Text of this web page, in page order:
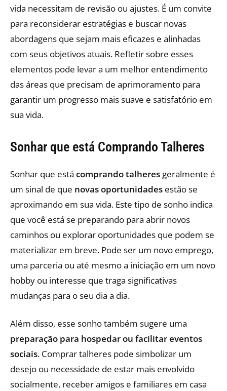
vida necessitam de revisão ou ajustes. É um convite
para reconsiderar estratégias e buscar novas
abordagens que sejam mais eficazes e alinhadas
com seus objetivos atuais. Refletir sobre esses
elementos pode levar a um melhor entendimento
das áreas que precisam de aprimoramento para
garantir um progresso mais suave e satisfatório em
sua vida.
Sonhar que está Comprando Talheres
Sonhar que está comprando talheres geralmente é
um sinal de que novas oportunidades estão se
aproximando em sua vida. Este tipo de sonho indica
que você está se preparando para abrir novos
caminhos ou explorar oportunidades que podem se
materializar em breve. Pode ser um novo emprego,
uma parceria ou até mesmo a iniciação em um novo
hobby ou interesse que traga significativas
mudanças para o seu dia a dia.
Além disso, esse sonho também sugere uma
preparação para hospedar ou facilitar eventos
sociais. Comprar talheres pode simbolizar um
desejo ou necessidade de estar mais envolvido
socialmente, receber amigos e familiares em casa